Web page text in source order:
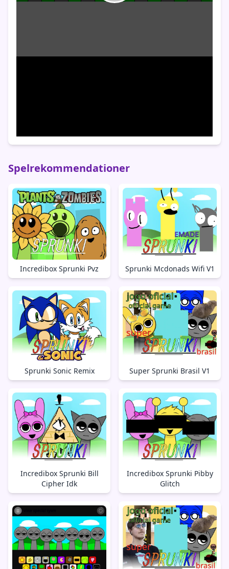
Spelrekommendationer
Incredibox Sprunki Pvz Sprunki Mcdonads Wifi V1
Sprunki Sonic Remix Super Sprunki Brasil V1
Incredibox Sprunki Bill
Cipher Idk
Incredibox Sprunki Pibby
Glitch